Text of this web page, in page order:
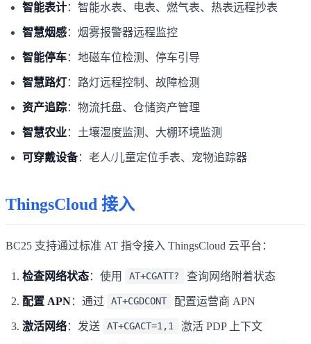
智能表计：智能水表、电表、燃气表、热表远程抄表
智慧烟感：烟雾报警器远程监控
智能停车：地磁车位检测、停车引导
智慧路灯：路灯远程控制、故障检测
资产追踪：物流托盘、仓储资产管理
智慧农业：土壤湿度监测、大棚环境监测
可穿戴设备：老人/儿童定位手表、宠物追踪器
ThingsCloud 接入
BC25 支持通过标准 AT 指令接入 ThingsCloud 云平台：
检查网络状态：使用 AT+CGATT? 查询网络附着状态
配置 APN：通过 AT+CGDCONT 配置运营商 APN
激活网络：发送 AT+CGACT=1,1 激活 PDP 上下文